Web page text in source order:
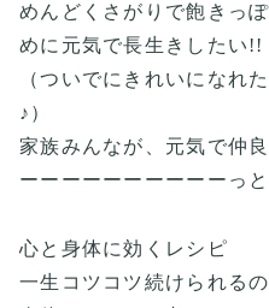
めんどくさがりで飽きっ
めに元気で長生きしたい!!
（ついでにきれいになれ
♪）
家族みんなが、元気で仲
ーーーーーーーーーーっ
心と身体に効くレシピ
一生コツコツ続けられる